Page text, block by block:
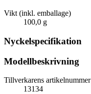
Vikt (inkl. emballage)
100,0 g
Nyckelspecifikation
Modellbeskrivning
Tillverkarens artikelnummer
13134